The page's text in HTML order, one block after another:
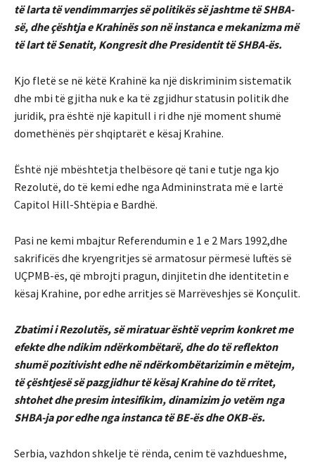
të larta të vendimmarrjes së politikës së jashtme të SHBA-
së, dhe çështja e Krahinës son në instanca e mekanizma më
të lart të Senatit, Kongresit dhe Presidentit të SHBA-ës.
Kjo fletë se në këtë Krahinë ka një diskriminim sistematik
dhe mbi të gjitha nuk e ka të zgjidhur statusin politik dhe
juridik, pra është një kapitull i ri dhe një moment shumë
domethënës për shqiptarët e kësaj Krahine.
Është një mbështetja thelbësore që tani e tutje nga kjo
Rezolutë, do të kemi edhe nga Admininstrata më e lartë
Capitol Hill-Shtëpia e Bardhë.
Pasi ne kemi mbajtur Referendumin e 1 e 2 Mars 1992,dhe
sakrificës dhe kryengritjes së armatosur përmesë luftës së
UÇPMB-ës, që mbrojti pragun, dinjitetin dhe identitetin e
kësaj Krahine, por edhe arritjes së Marrëveshjes së Konçulit.
Zbatimi i Rezolutës, së miratuar është veprim konkret me
efekte dhe ndikim ndërkombëtarë, dhe do të reflekton
shumë pozitivisht edhe në ndërkombëtarizimin e mëtejm,
të çështjesë së pazgjidhur të kësaj Krahine do të rritet,
shtohet dhe presim intesifikim, dinamizim jo vetëm nga
SHBA-ja por edhe nga instanca të BE-ës dhe OKB-ës.
Serbia, vazhdon shkelje të rënda, cenim të vazhdueshme,